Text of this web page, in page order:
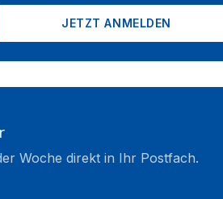
JETZT ANMELDEN
Woche direkt in Ihr Postfach.